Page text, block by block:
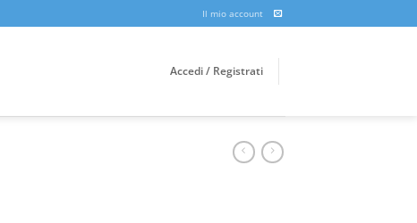
Il mio account
Accedi / Registrati